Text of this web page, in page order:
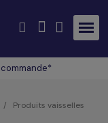
Produits vaisselles